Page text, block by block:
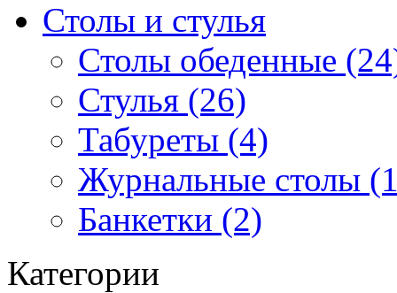
Столы и стулья
Столы обеденные
Стулья (26)
Табуреты (4)
Журнальные столы
Банкетки (2)
Категории